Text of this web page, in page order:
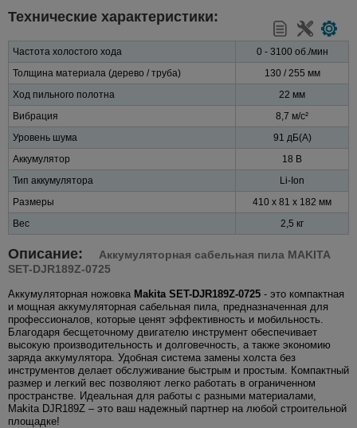
Технические характеристики:
Частота холостого хода
0 - 3100 об./мин
Толщина материала (дерево / труба)
130 / 255 мм
Ход пильного полотна
22 мм
Вибрация
8,7 м/с²
Уровень шума
91 дБ(А)
Аккумулятор
18 В
Тип аккумулятора
Li-Ion
Размеры
410 x 81 x 182 мм
Вес
2,5 кг
Описание:
Аккумуляторная сабельная пила MAKITA
SET-DJR189Z-0725
Аккумуляторная ножовка Makita SET-DJR189Z-0725 - это компактная
и мощная аккумуляторная сабельная пила, предназначенная для
профессионалов, которые ценят эффективность и мобильность.
Благодаря бесщеточному двигателю инструмент обеспечивает
высокую производительность и долговечность, а также экономию
заряда аккумулятора. Удобная система замены холста без
инструментов делает обслуживание быстрым и простым. Компактный
размер и легкий вес позволяют легко работать в ограниченном
пространстве. Идеальная для работы с разными материалами,
Makita DJR189Z – это ваш надежный партнер на любой строительной
площадке!